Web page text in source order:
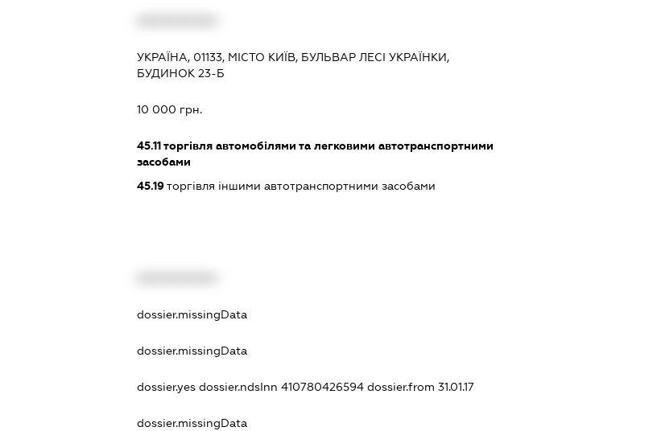
УКРАЇНА, 01133, МІСТО КИЇВ, БУЛЬВАР ЛЕСІ УКРАЇНКИ,
БУДИНОК 23-Б
10 000 грн.
45.11торгівля автомобілями та легковими автотранспортними
засобами
45.19торгівля іншими автотранспортними засобами
dossier.missingData
dossier.missingData
dossier.yes dossier.ndsInn 410780426594 dossier.from 31.01.17
dossier.missingData